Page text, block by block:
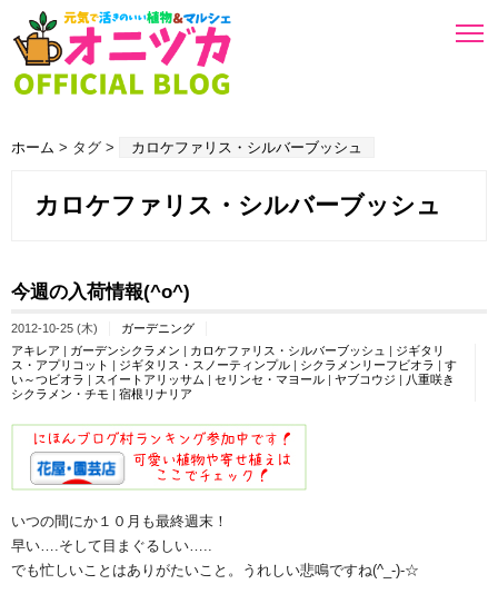
ホーム > タグ > カロケファリス・シルバーブッシュ
カロケファリス・シルバーブッシュ
今週の入荷情報(^o^)
2012-10-25 (木)
ガーデニング
アキレア | ガーデンシクラメン | カロケファリス・シルバーブッシュ | ジギタリ
ス・アプリコット | ジギタリス・スノーティンプル | シクラメンリーフビオラ | す
い～つビオラ | スイートアリッサム | セリンセ・マヨール | ヤブコウジ | 八重咲き
シクラメン・チモ | 宿根リナリア
いつの間にか１０月も最終週末！
早い….そして目まぐるしい…..
でも忙しいことはありがたいこと。うれしい悲鳴ですね(^_-)-☆